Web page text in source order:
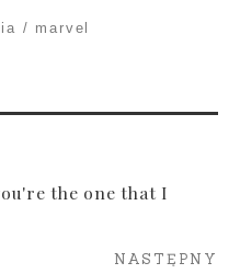
marvel
the one that I
NASTĘPNY